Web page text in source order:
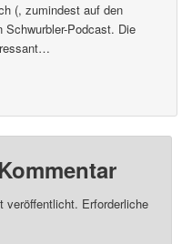
(, zumindest auf den
Podcast. Die
veröffentlicht. Erforderliche